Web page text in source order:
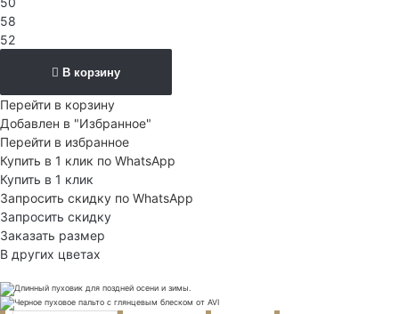
58
52
В корзину
Перейти в корзину
Добавлен в "Избранное"
Перейти в избранное
Купить в 1 клик по WhatsApp
Купить в 1 клик
Запросить скидку по WhatsApp
Запросить скидку
Заказать размер
В других цветах